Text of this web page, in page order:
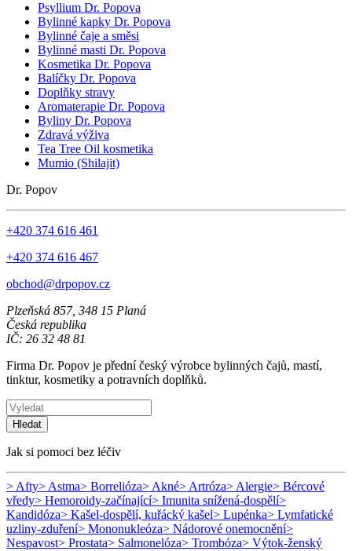
Psyllium Dr. Popova
Bylinné kapky Dr. Popova
Bylinné čaje a směsi
Bylinné masti Dr. Popova
Kosmetika Dr. Popova
Balíčky Dr. Popova
Doplňky stravy
Aromaterapie Dr. Popova
Byliny Dr. Popova
Zdravá výživa
Tea Tree Oil kosmetika
Mumio (Shilajit)
Dr. Popov
+420 374 616 461
+420 374 616 467
obchod@drpopov.cz
Plzeňská 857, 348 15 Planá
Česká republika
IČ: 26 32 48 81
Firma Dr. Popov je přední český výrobce bylinných čajů, mastí,
tinktur, kosmetiky a potravních doplňků.
Hledat
Jak si pomoci bez léčiv
> Afty> Astma> Borrelióza> Akné> Artróza> Alergie> Bércové
vředy> Hemoroidy-začínající> Imunita snížená-dospělí>
Kandidóza> Kašel-dospělí, kuřácký kašel> Lupénka> Lymfatické
uzliny-zduření> Mononukleóza> Nádorové onemocnění>
Nespavost> Prostata> Salmonelóza> Trombóza> Výtok-ženský